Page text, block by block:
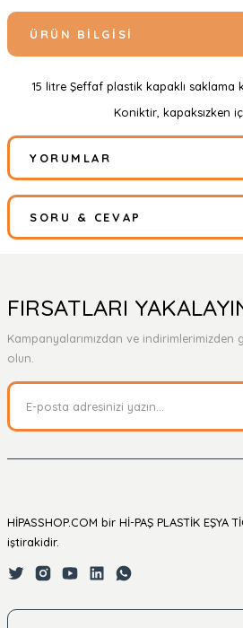
ÜRÜN BILGISI
15 litre Şeffaf plastik kapaklı saklama
Koniktir, kapaksızken
YORUMLAR
Bu ürüne ilk yorumu
SORU & CEVAP
Ürün hakkında henüz soru
FIRSATLARI
Kampanyalarımızdan ve
olun.
HİPASSHOP.COM bir Hİ-PAŞ PLASTİK EŞYA
iştirakidir.